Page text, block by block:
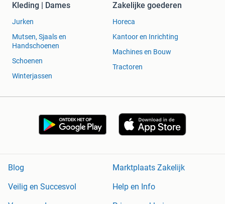
Kleding | Dames
Jurken
Mutsen, Sjaals en
Handschoenen
Schoenen
Winterjassen
Zakelijke goederen
Horeca
Kantoor en Inrichting
Machines en Bouw
Tractoren
Blog
Marktplaats Zakelijk
Veilig en Succesvol
Help en Info